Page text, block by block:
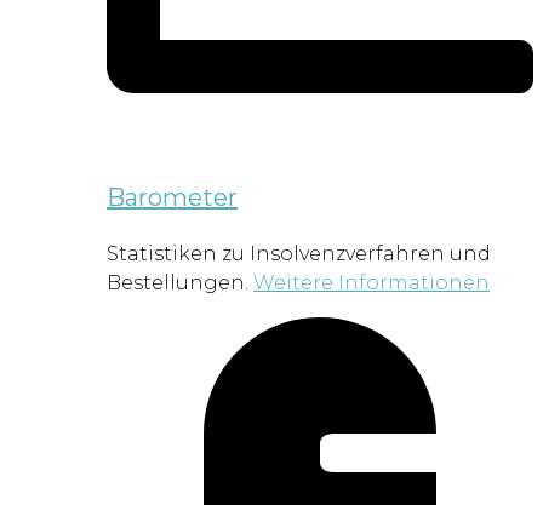
Barometer
Statistiken zu Insolvenzverfahren und
Bestellungen. Weitere Informationen